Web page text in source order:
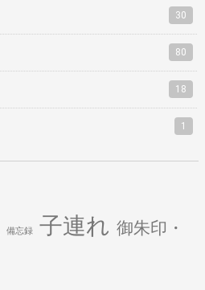
30
80
18
1
備忘録 子連れ 御朱印・